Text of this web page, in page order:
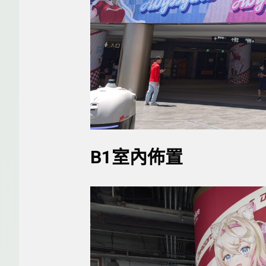
B1室內佈置